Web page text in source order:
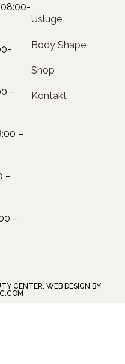
08:00-
–
–
–
–
Usluge
Body Shape
Shop
Kontakt
CENTER. WEB DESIGN BY